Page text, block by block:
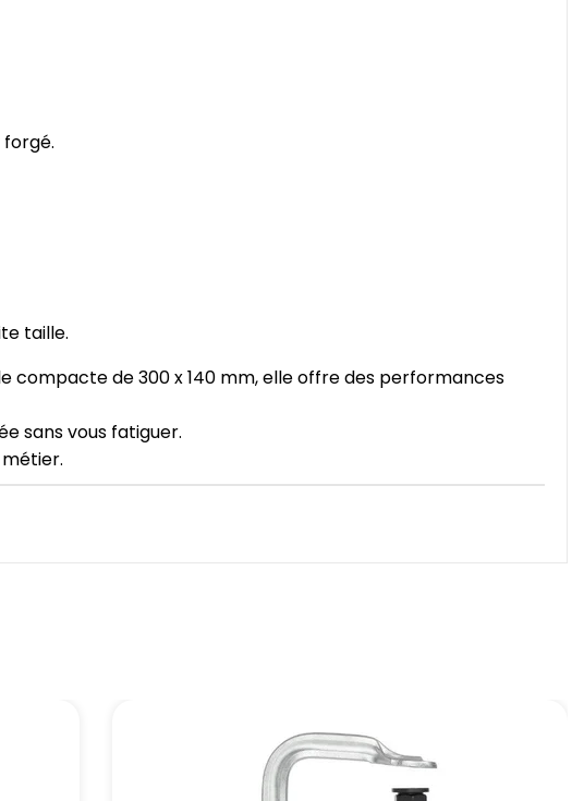
taille.
compacte de 300 x 140 mm, elle offre des performances
sans vous fatiguer.